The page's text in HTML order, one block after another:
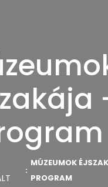
MÚZEUMOK
PROGRAM